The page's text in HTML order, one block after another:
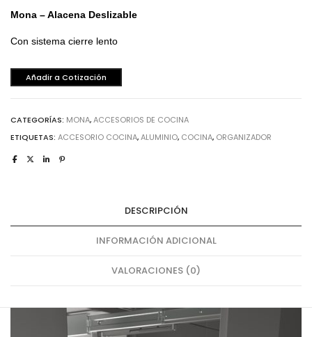
Mona – Alacena Deslizable
Con sistema cierre lento
Añadir a Cotización
CATEGORÍAS: MONA,ACCESORIOS DE COCINA
ETIQUETAS: ACCESORIO COCINA,ALUMINIO, COCINA, ORGANIZADOR
DESCRIPCIÓN
INFORMACIÓN ADICIONAL
VALORACIONES (0)